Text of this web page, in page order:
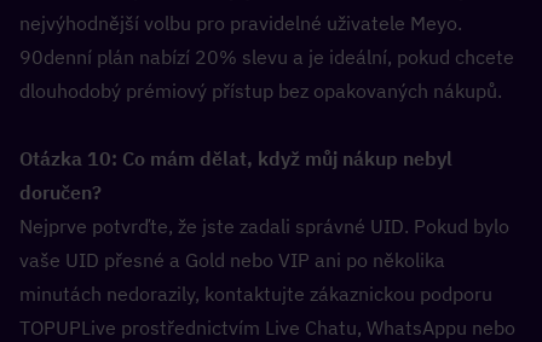
nejvýhodnější volbu pro pravidelné uživatele Meyo.
90denní plán nabízí 20% slevu a je ideální, pokud chcete
dlouhodobý prémiový přístup bez opakovaných nákupů.
Otázka 10: Co mám dělat, když můj nákup nebyl
doručen?
Nejprve potvrďte, že jste zadali správné UID. Pokud bylo
vaše UID přesné a Gold nebo VIP ani po několika
minutách nedorazily, kontaktujte zákaznickou podporu
TOPUPLive prostřednictvím Live Chatu, WhatsAppu nebo